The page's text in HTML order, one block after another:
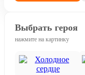
Выбрать героя
нажмите на картинку